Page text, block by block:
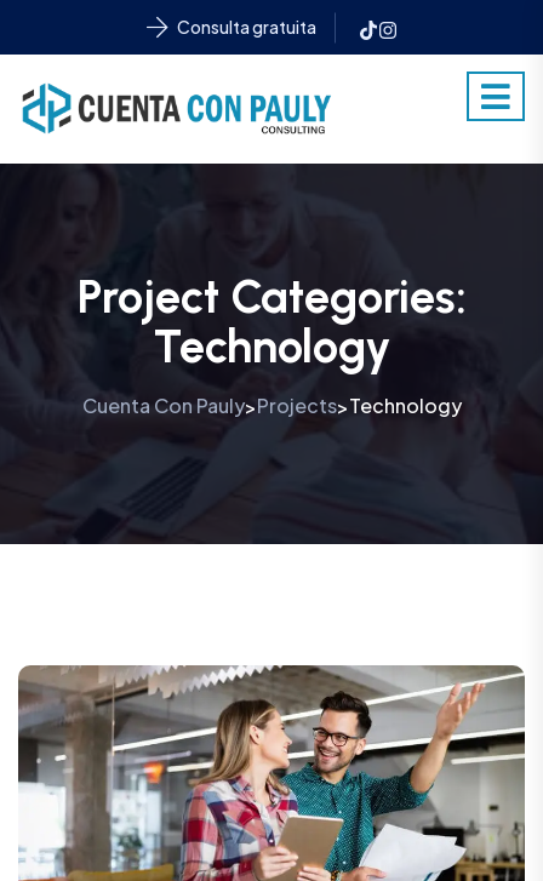
Consulta gratuita
Project Categories:
Technology
Cuenta Con Pauly>Projects>Technology